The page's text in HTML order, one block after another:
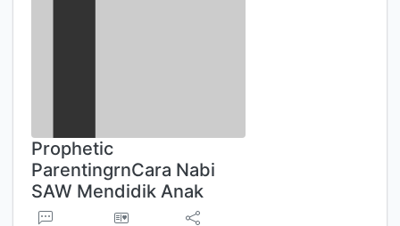
Prophetic
ParentingrnCara Nabi
SAW Mendidik Anak